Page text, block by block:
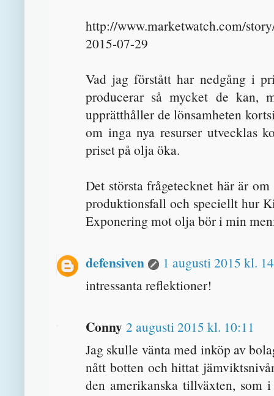
http://www.marketwatch.com/
2015-07-29
Vad jag förstått har nedgång i
producerar så mycket de kan,
upprätthåller de lönsamheten
om inga nya resurser utvecklas
priset på olja öka.
Det största frågetecknet här är
produktionsfall och speciellt hur
Exponering mot olja bör i min
defensiven
1 augusti 2015 kl.
intressanta reflektioner!
Conny 2 augusti 2015 kl. 10:11
Jag skulle vänta med inköp av
nått botten och hittat
den amerikanska tillväxten, som